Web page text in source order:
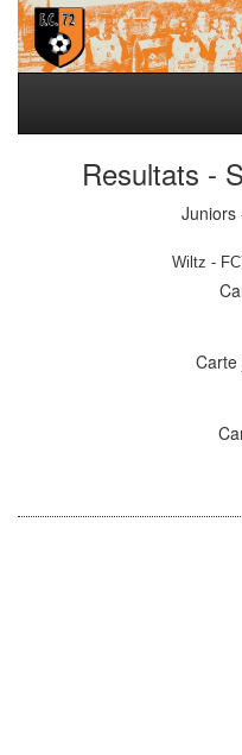
Resultats -
Juniors
Wiltz -
Carte